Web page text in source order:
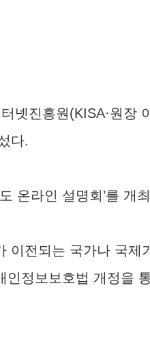
넷진흥원(KISA·원장
다.
온라인 설명회’를 개
이전되는 국가나 국
인정보보호법 개정을